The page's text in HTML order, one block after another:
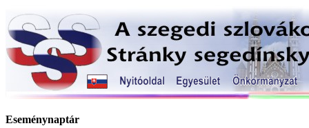
Eseménynaptár